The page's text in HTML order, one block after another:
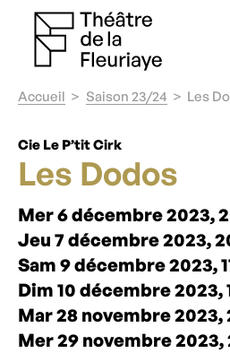
Accueil Saison 23/24 Les
Cie Le P’tit Cirk
Les Dodos
Mer 6 décembre 2023,
Jeu 7 décembre 2023,
Sam 9 décembre 2023,
Dim 10 décembre 2023,
Mar 28 novembre 2023,
Mer 29 novembre 2023,